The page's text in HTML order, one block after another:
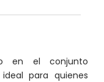
en el conjunto
para quienes